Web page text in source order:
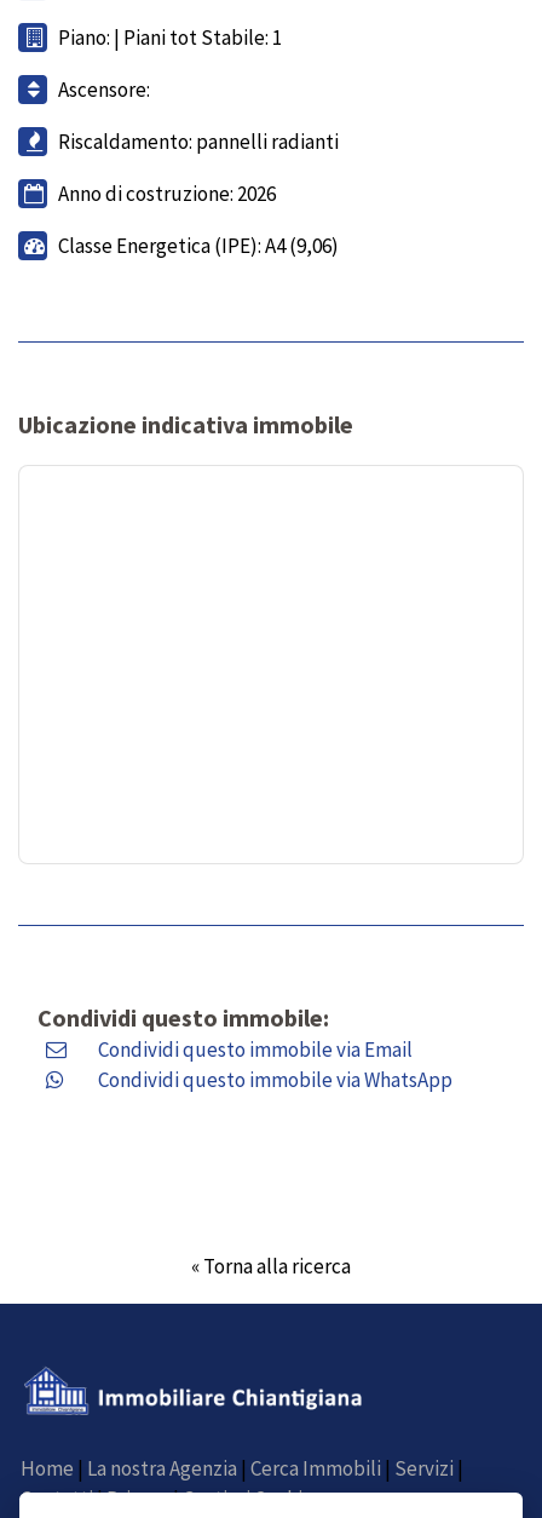
Piano: | Piani tot Stabile: 1
Ascensore:
Riscaldamento: pannelli radianti
Anno di costruzione: 2026
Classe Energetica (IPE): A4 (9,06)
Ubicazione indicativa immobile
Condividi questo immobile:
Condividi questo immobile via Email
Condividi questo immobile via WhatsApp
« Torna alla ricerca
Home | La nostra Agenzia | Cerca Immobili | Servizi |
Contatti|Privacy|Gestisci Cookie